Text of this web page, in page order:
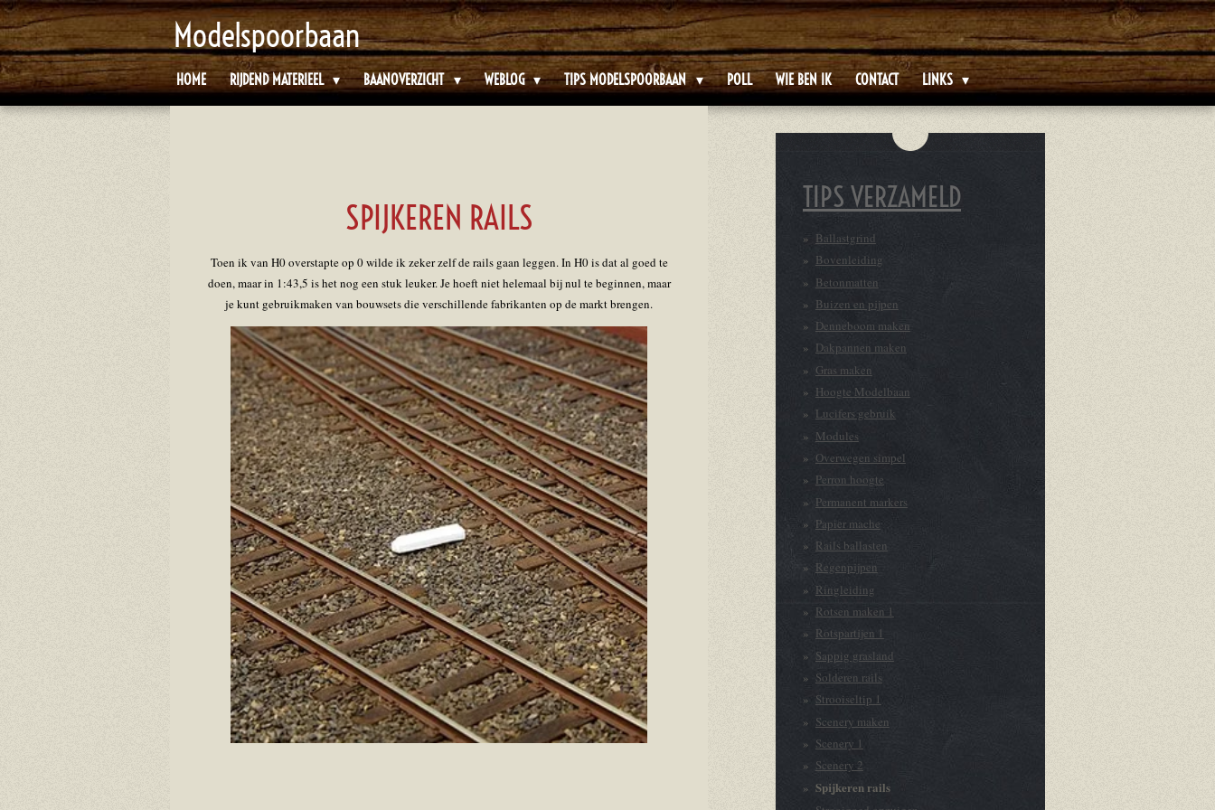
Ga
direct
naar
de
Modelspoorbaan
HOME RIJDEND MATERIEEL BAANOVERZICHT WEBLOG TIPS MODELSPOORBAAN POLL WIE BEN IK CONTACT LINKS
SPIJKEREN RAILS
Toen ik van H0 overstapte op 0 wilde ik zeker zelf de rails gaan leggen. In H0 is dat al goed te
doen, maar in 1:43,5 is het nog een stuk leuker. Je hoeft niet helemaal bij nul te beginnen, maar
je kunt gebruikmaken van bouwsets die verschillende fabrikanten op de markt brengen.
TIPS VERZAMELD
Ballastgrind
Bovenleiding
Betonmatten
Buizen en pijpen
Denneboom maken
Dakpannen maken
Gras maken
Hoogte Modelbaan
Lucifers gebruik
Modules
Overwegen simpel
Perron hoogte
Permanent markers
Papier mache
Rails ballasten
Regenpijpen
Ringleiding
Rotsen maken 1
Rotspartijen 1
Sappig grasland
Solderen rails
Strooiseltip 1
Scenery maken
Scenery 1
Scenery 2
Spijkeren rails